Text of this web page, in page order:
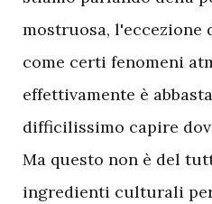
mostruosa, l'eccezione
come certi fenomeni
effettivamente è
difficilissimo capire
Ma questo non è del
ingredienti culturali